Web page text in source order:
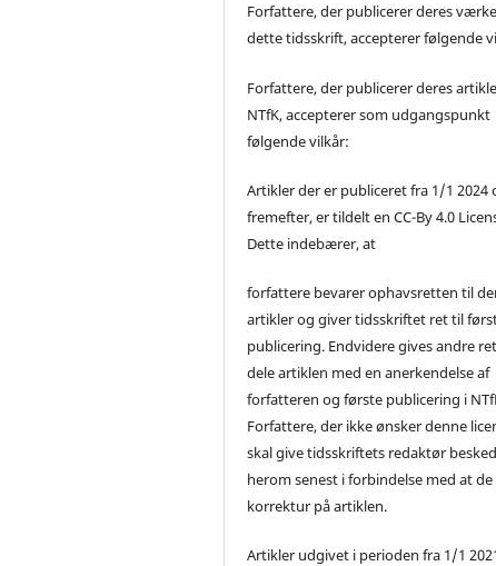
Forfattere, der publicerer deres
dette tidsskrift, accepterer følgende
Forfattere, der publicerer deres
NTfK, accepterer som udgangspunkt
følgende vilkår:
Artikler der er publiceret fra 1/1 2024
fremefter, er tildelt en CC-By 4.0
Dette indebærer, at
forfattere bevarer ophavsretten til
artikler og giver tidsskriftet ret til
publicering. Endvidere gives andre
dele artiklen med en anerkendelse af
forfatteren og første publicering i
Forfattere, der ikke ønsker denne
skal give tidsskriftets redaktør besked
herom senest i forbindelse med at
korrektur på artiklen.
Artikler udgivet i perioden fra 1/1